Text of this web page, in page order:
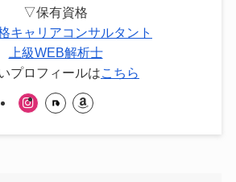
▽保有資格
キャリアコンサルタント
上級WEB解析士
プロフィールは こちら